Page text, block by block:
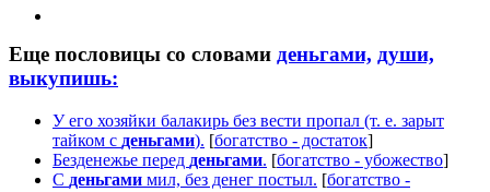
Еще пословицы со словами деньгами, души,
выкупишь:
У его хозяйки балакирь без вести пропал (т. е. зарыт
тайком с деньгами). [богатство - достаток]
Безденежье перед деньгами. [богатство - убожество]
С деньгами мил, без денег постыл. [богатство -